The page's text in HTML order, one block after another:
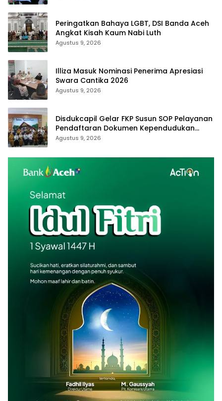
Peringatkan Bahaya LGBT, DSI Banda Aceh
Angkat Kisah Kaum Nabi Luth
Agustus 9, 2026
Illiza Masuk Nominasi Penerima Apresiasi
Swara Cantika 2026
Agustus 9, 2026
Disdukcapil Gelar FKP Susun SOP Pelayanan
Pendaftaran Dokumen Kependudukan
Secara Online
Agustus 9, 2026